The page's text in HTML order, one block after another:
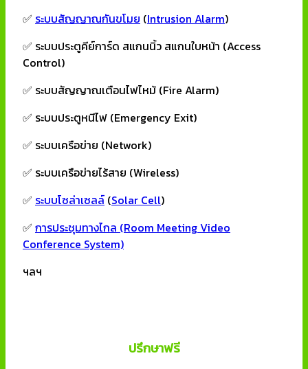
✅ ระบบสัญญาณกันขโมย (Intrusion Alarm)
✅ ระบบประตูคีย์การ์ด สแกนนิ้ว สแกนใบหน้า (Access
Control)
✅ ระบบสัญญาณเตือนไฟไหม้ (Fire Alarm)
✅ ระบบประตูหนีไฟ (Emergency Exit)
✅ ระบบเครือข่าย (Network)
✅ ระบบเครือข่ายไร้สาย (Wireless)
✅ ระบบโซล่าเซลล์ (Solar Cell)
✅ การประชุมทางไกล (Room Meeting Video
Conference System)
ฯลฯ
ปรึกษาฟรี